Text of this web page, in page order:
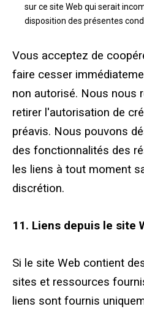
sur ce site Web qui serait
disposition des présentes
Vous acceptez de
faire cesser
non autorisé. Nous nous
retirer l'autorisation de
préavis. Nous pouvons
des fonctionnalités des
les liens à tout moment
discrétion.
11. Liens depuis le site
Si le site Web contient
sites et ressources
liens sont fournis